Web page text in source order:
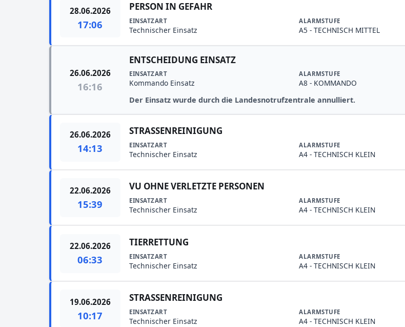
28.06.2026
17:06
PERSON IN GEFAHR
EINSATZART
Technischer Einsatz
ALARMSTUFE
A5 - TECHNISCH MITTEL
26.06.2026
16:16
ENTSCHEIDUNG EINSATZ
EINSATZART
Kommando Einsatz
ALARMSTUFE
A8 - KOMMANDO
Der Einsatz wurde durch die Landesnotrufzentrale annulliert.
26.06.2026
14:13
STRASSENREINIGUNG
EINSATZART
Technischer Einsatz
ALARMSTUFE
A4 - TECHNISCH KLEIN
22.06.2026
15:39
VU OHNE VERLETZTE PERSONEN
EINSATZART
Technischer Einsatz
ALARMSTUFE
A4 - TECHNISCH KLEIN
22.06.2026
06:33
TIERRETTUNG
EINSATZART
Technischer Einsatz
ALARMSTUFE
A4 - TECHNISCH KLEIN
19.06.2026
10:17
STRASSENREINIGUNG
EINSATZART
Technischer Einsatz
ALARMSTUFE
A4 - TECHNISCH KLEIN